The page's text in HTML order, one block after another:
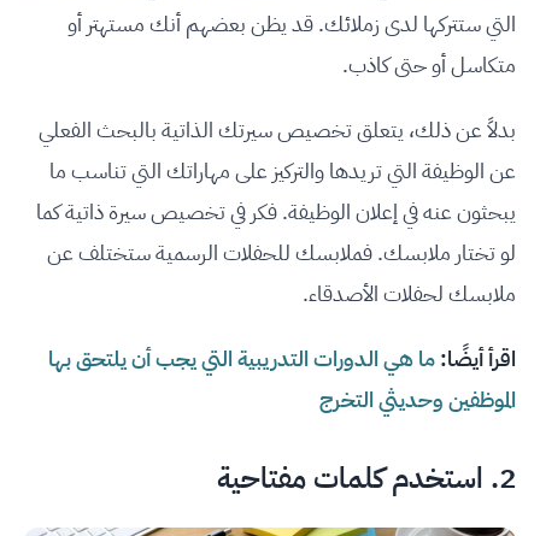
التي ستتركها لدى زملائك. قد يظن بعضهم أنك مستهتر أو
متكاسل أو حتى كاذب.
بدلاً عن ذلك، يتعلق تخصيص سيرتك الذاتية بالبحث الفعلي
عن الوظيفة التي تريدها والتركيز على مهاراتك التي تناسب ما
يبحثون عنه في إعلان الوظيفة.فكر في تخصيص سيرة ذاتية كما
لو تختار ملابسك. فملابسك للحفلات الرسمية ستختلف عن
ملابسك لحفلات الأصدقاء.
اقرأ أيضًا:ما هي الدورات التدريبية التي يجب أن يلتحق بها
الموظفين وحديثي التخرج
2. استخدم كلمات مفتاحية